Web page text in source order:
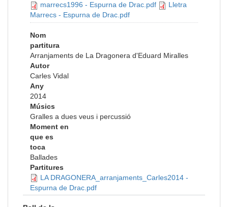
marrecs1996 - Espurna de Drac.pdf
Lletra
Marrecs - Espurna de Drac.pdf
Nom
partitura
Arranjaments de La Dragonera d'Eduard Miralles
Autor
Carles Vidal
Any
2014
Músics
Gralles a dues veus i percussió
Moment en
que es
toca
Ballades
Partitures
LA DRAGONERA_arranjaments_Carles2014 -
Espurna de Drac.pdf